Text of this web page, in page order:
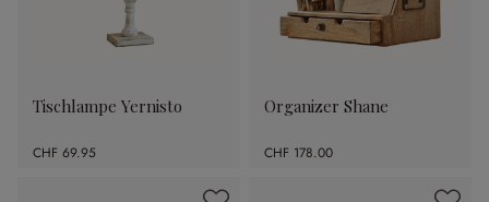
Tischlampe Yernisto
CHF 69.95
Organizer Shane
CHF 178.00